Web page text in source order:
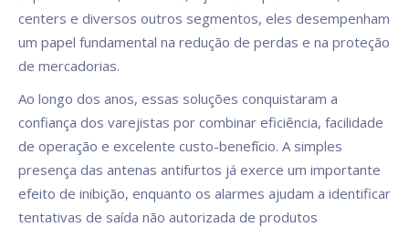
centers e diversos outros segmentos, eles desempenham
um papel fundamental na redução de perdas e na proteção
de mercadorias.
Ao longo dos anos, essas soluções conquistaram a
confiança dos varejistas por combinar eficiência, facilidade
de operação e excelente custo-benefício. A simples
presença das antenas antifurtos já exerce um importante
efeito de inibição, enquanto os alarmes ajudam a identificar
tentativas de saída não autorizada de produtos